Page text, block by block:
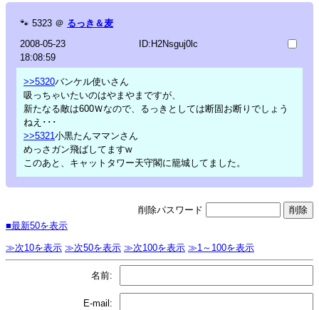
🐾 5323 ＠ るっき＆麦
2008-05-23
18:08:59
ID:H2Nsguj0lc
>>5320バンケル使いさん
吸っちゃいたいのはやまやまですが、
新たなる敵は600Ｗなので、るっきとしては断固お断りでしょう
ねえ･･･
>>5321小黒たんママンさん
めっさガン飛ばしてますw
このあと、キャットタワー天守閣に籠城してました。
削除パスワード
■最新50を表示
≫次10を表示 ≫次50を表示 ≫次100を表示 ≫1～100を表示
名前:
E-mail: